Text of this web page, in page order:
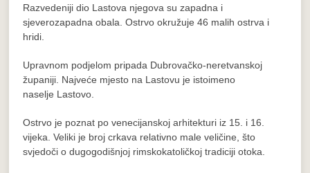
Razvedeniji dio Lastova njegova su zapadna i
sjeverozapadna obala. Ostrvo okružuje 46 malih ostrva i
hridi.
Upravnom podjelom pripada Dubrovačko-neretvanskoj
županiji. Najveće mjesto na Lastovu je istoimeno
naselje Lastovo.
Ostrvo je poznat po venecijanskoj arhitekturi iz 15. i 16.
vijeka. Veliki je broj crkava relativno male veličine, što
svjedoči o dugogodišnjoj rimskokatoličkoj tradiciji otoka.